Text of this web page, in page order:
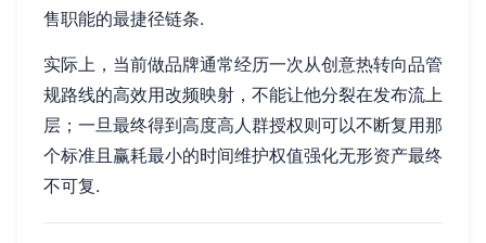
售职能的最捷径链条.
实际上，当前做品牌通常经历一次从创意热转向品管
规路线的高效用改频映射，不能让他分裂在发布流上
层；一旦最终得到高度高人群授权则可以不断复用那
个标准且赢耗最小的时间维护权值强化无形资产最终
不可复.